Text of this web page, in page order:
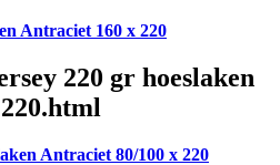
Antraciet 160 x 220
220 gr hoeslaken
Antraciet 80/100 x 220